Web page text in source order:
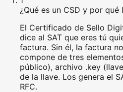
¿Qué es un CSD y por qué
El Certificado de Sello
dice al SAT que eres tú
factura. Sin él, la factura
compone de tres
público), archivo .key
de la llave. Los genera el
RFC.